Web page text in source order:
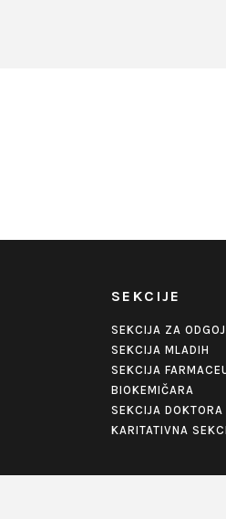
SEKCIJE
SEKCIJA ZA
SEKCIJA MLADIH
SEKCIJA
BIOKEMIČARA
SEKCIJA DOKTORA
KARITATIVNA